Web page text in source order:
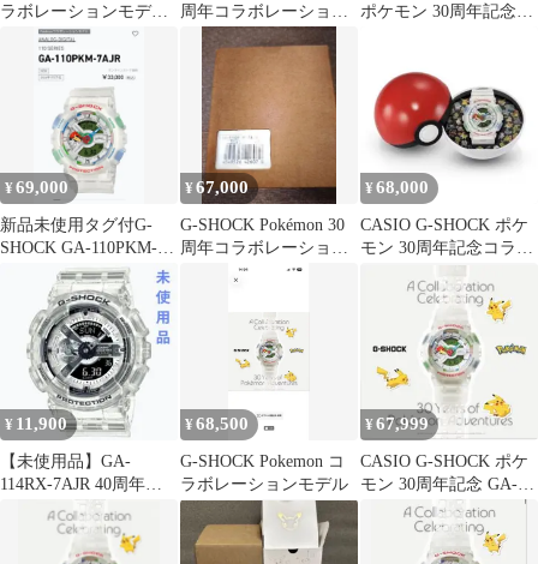
ラボレーションモデ
ル 時計 デジタル
CASIO
周年コラボレーション
モデル
ポケモン 30周年記念
¥69,000
新品未使用タグ付G-
SHOCK GA-110PKM-
7AJR ポケモンコラボ限
¥67,000
G-SHOCK Pokémon 30
周年コラボレーション
モデル ポケモン 新
¥ 68,000
CASIO G-SHOCK ポケ
モン 30周年記念コラボ
モデル 未開封
¥ 11,900
【未使用品】GA-
114RX-7AJR 40周年ア
ニバーサリーモデル
¥68,500
G-SHOCK Pokemon コ
ラボレーションモデル
¥67,999
CASIO G-SHOCK ポケ
モン 30周年記念 GA-
110PKM-7AJR